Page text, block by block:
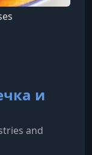
и
and